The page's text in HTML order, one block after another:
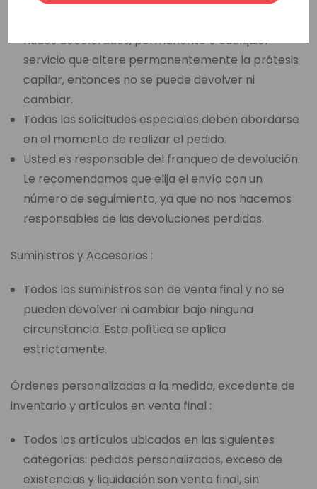
nudos decolorados, permanente o cualquier
servicio que altere permanentemente la prótesis
capilar, entonces no se puede devolver ni
cambiar.
Todas las solicitudes especiales deben abordarse
en el momento de realizar el pedido.
Usted es responsable del franqueo de devolución.
Le recomendamos que elija el envío con un
número de seguimiento, ya que no nos hacemos
responsables de las devoluciones perdidas.
Suministros y Accesorios :
Todos los suministros son de venta final y no se
pueden devolver ni cambiar bajo ninguna
circunstancia. Esta política se aplica
estrictamente.
Órdenes personalizadas a la medida, excedente de
inventario y artículos en venta final :
Todos los artículos ubicados en las siguientes
categorías: pedidos personalizados, exceso de
existencias y liquidación son venta final, sin